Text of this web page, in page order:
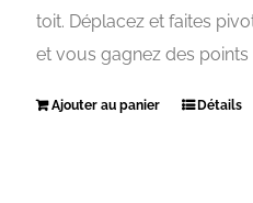
toit. Déplacez et faites
et vous gagnez des points
Ajouter au panier Détails